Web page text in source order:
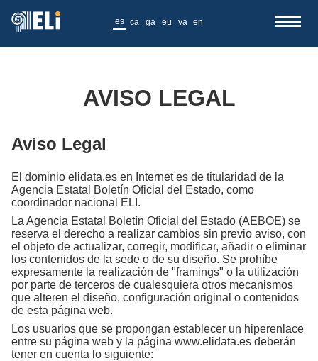
es ca ga eu va en
AVISO LEGAL
Aviso Legal
El dominio elidata.es en Internet es de titularidad de la
Agencia Estatal Boletín Oficial del Estado, como
coordinador nacional ELI.
La Agencia Estatal Boletín Oficial del Estado (AEBOE) se
reserva el derecho a realizar cambios sin previo aviso, con
el objeto de actualizar, corregir, modificar, añadir o eliminar
los contenidos de la sede o de su diseño. Se prohíbe
expresamente la realización de "framings" o la utilización
por parte de terceros de cualesquiera otros mecanismos
que alteren el diseño, configuración original o contenidos
de esta página web.
Los usuarios que se propongan establecer un hiperenlace
entre su página web y la página www.elidata.es deberán
tener en cuenta lo siguiente: